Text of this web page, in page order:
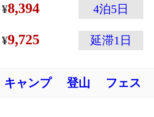
ウェアの左袖
ップの収納に
付いていたり
切り返しのデ
8,394 4泊5日
9,725 延滞1日
キャンプ 登山 フェス